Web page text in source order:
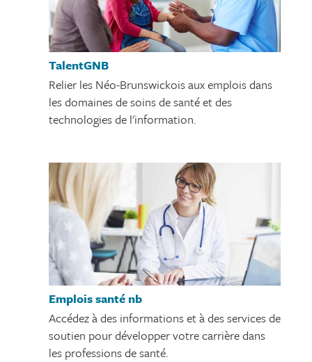
TalentGNB
Relier les Néo-Brunswickois aux emplois dans
les domaines de soins de santé et des
technologies de l'information.
Emplois santé nb
Accédez à des informations et à des services de
soutien pour développer votre carrière dans
les professions de santé.